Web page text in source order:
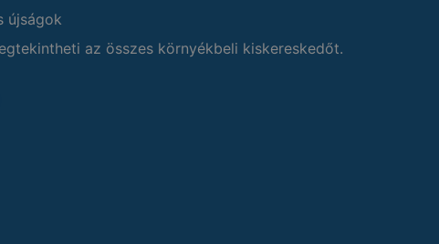
újságok
az összes környékbeli kiskereskedőt.